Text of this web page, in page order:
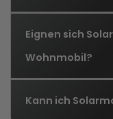
Eignen sich
Wohnmobil?
Kann ich